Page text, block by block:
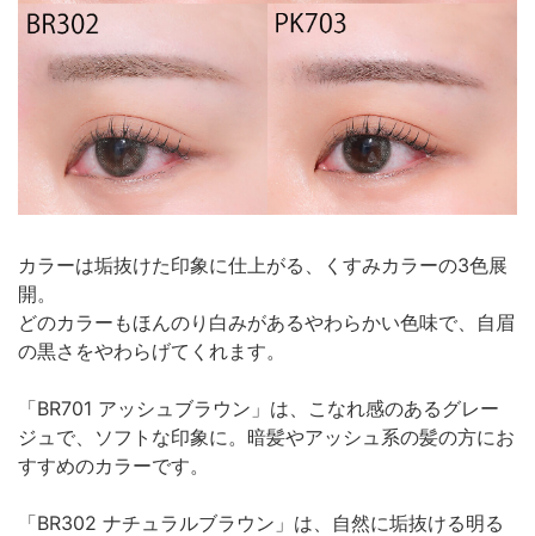
カラーは垢抜けた印象に仕上がる、くすみカラーの3色展
開。
どのカラーもほんのり白みがあるやわらかい色味で、自眉
の黒さをやわらげてくれます。
「BR701 アッシュブラウン」は、こなれ感のあるグレー
ジュで、ソフトな印象に。暗髪やアッシュ系の髪の方にお
すすめのカラーです。
「BR302 ナチュラルブラウン」は、自然に垢抜ける明る